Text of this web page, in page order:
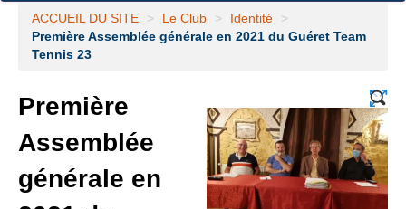
Le Club
Les équipes
Responsabilité Sociale et Environnementale (RSE)
Actualités
ACCUEIL DU SITE > Le Club > Identité
>
Première Assemblée générale en 2021 du Guéret Team
Tennis 23
Première
Assemblée
générale en